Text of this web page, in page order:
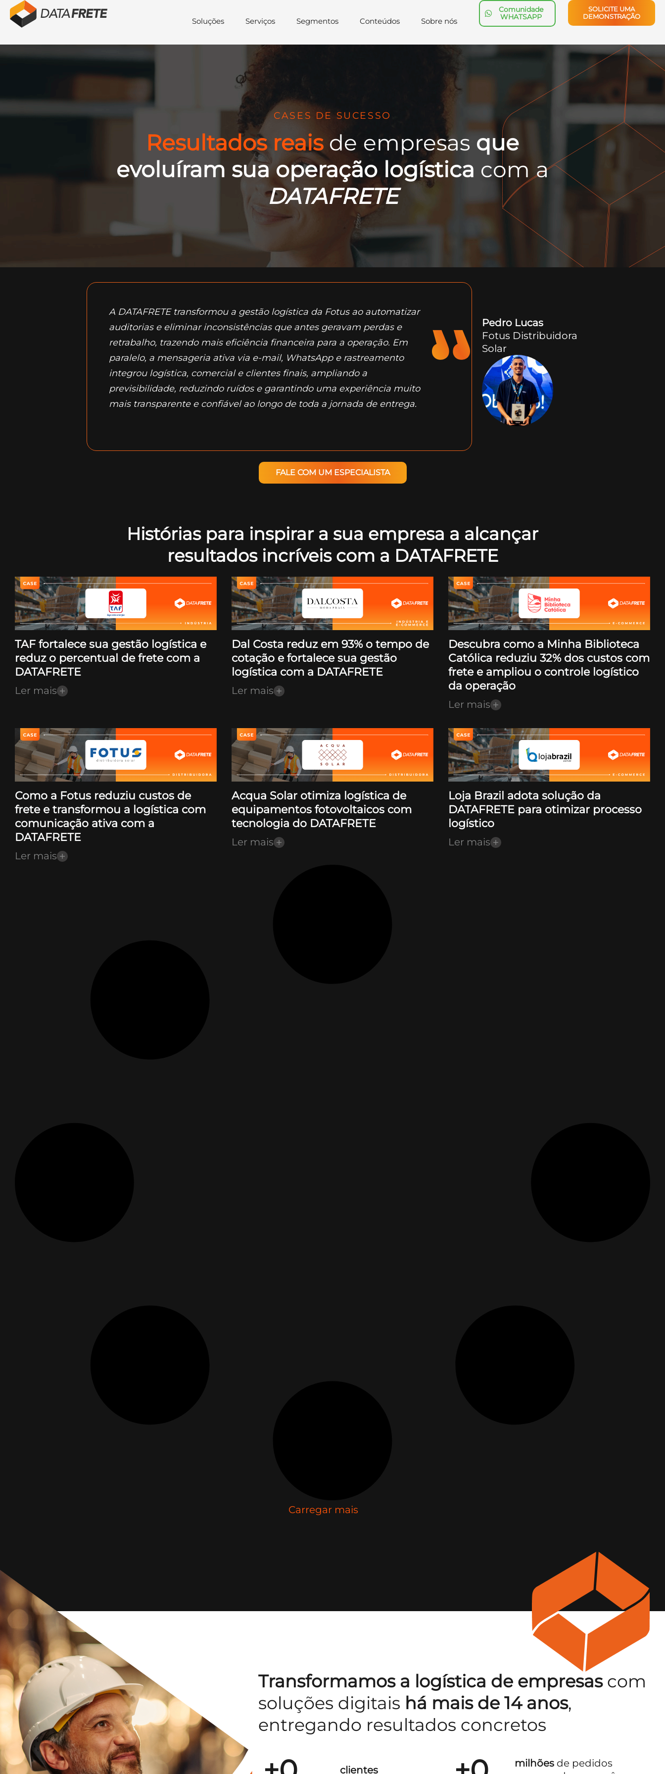
Soluções Serviços Segmentos Conteúdos Sobre nós
Comunidade
WHATSAPP
SOLICITE UMA
DEMONSTRAÇÃO
CASES DE SUCESSO
Resultados reais de empresas que
evoluíram sua operação logística com a
DATAFRETE
A DATAFRETE transformou a gestão logística da Fotus ao automatizar
auditorias e eliminar inconsistências que antes geravam perdas e
retrabalho, trazendo mais eficiência financeira para a operação. Em
paralelo, a mensageria ativa via e-mail, WhatsApp e rastreamento
integrou logística, comercial e clientes finais, ampliando a
previsibilidade, reduzindo ruídos e garantindo uma experiência muito
mais transparente e confiável ao longo de toda a jornada de entrega.
Pedro Lucas
Fotus Distribuidora
Solar
FALE COM UM ESPECIALISTA
Histórias para inspirar a sua empresa a alcançar
resultados incríveis com a DATAFRETE
TAF fortalece sua gestão logística e
reduz o percentual de frete com a
DATAFRETE
Ler mais
Dal Costa reduz em 93% o tempo de
cotação e fortalece sua gestão
logística com a DATAFRETE
Ler mais
Descubra como a Minha Biblioteca
Católica reduziu 32% dos custos com
frete e ampliou o controle logístico
da operação
Ler mais
Como a Fotus reduziu custos de
frete e transformou a logística com
comunicação ativa com a
DATAFRETE
Ler mais
Acqua Solar otimiza logística de
equipamentos fotovoltaicos com
tecnologia do DATAFRETE
Ler mais
Loja Brazil adota solução da
DATAFRETE para otimizar processo
logístico
Ler mais
Carregar mais
Transformamos a logística de empresas com
soluções digitais há mais de 14 anos,
entregando resultados concretos
clientes
milhões de pedidos